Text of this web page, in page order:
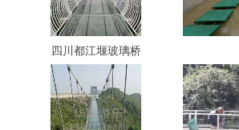
四川都江堰玻璃桥